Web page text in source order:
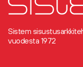
Sistem
vuodesta 1972